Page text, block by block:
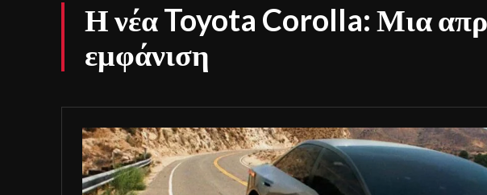
Η νέα Toyota Corolla: Μια
εμφάνιση